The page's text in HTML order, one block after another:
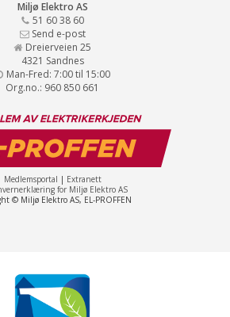
Miljø Elektro AS
51 60 38 60
Send e-post
Dreierveien 25
4321 Sandnes
Man-Fred: 7:00 til 15:00
Org.no.: 960 850 661
Medlemsportal | Extranett
for Miljø Elektro AS
© Miljø Elektro AS, EL-PROFFEN